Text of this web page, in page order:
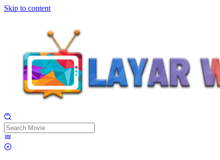
Skip to content